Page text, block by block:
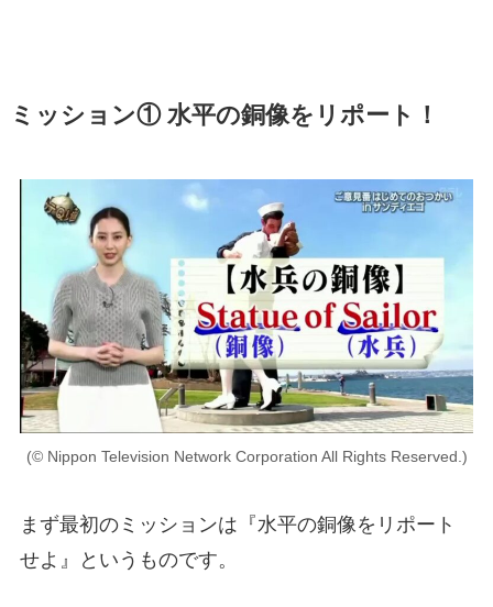
ミッション① 水平の銅像をリポート！
(© Nippon Television Network Corporation All Rights Reserved.)
まず最初のミッションは『水平の銅像をリポート
せよ』というものです。